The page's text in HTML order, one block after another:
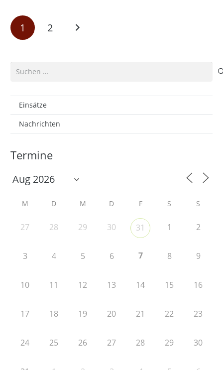
1 2
nach:
Einsätze
Nachrichten
Termine
M D M D F S S
27 28 29 30 31 1 2
3 4 5 6 7 8 9
10 11 12 13 14 15 16
17 18 19 20 21 22 23
24 25 26 27 28 29 30